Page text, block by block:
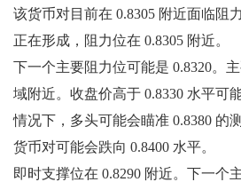
该货币对目前在 0.8305 附近面临阻
正在形成，阻力位在 0.8305 附近。
下一个主要阻力位可能是 0.8320。
域附近。收盘价高于 0.8330 水平可
情况下，多头可能会瞄准 0.8380 的
货币对可能会跌向 0.8400 水平。
即时支撑位在 0.8290 附近。下一个